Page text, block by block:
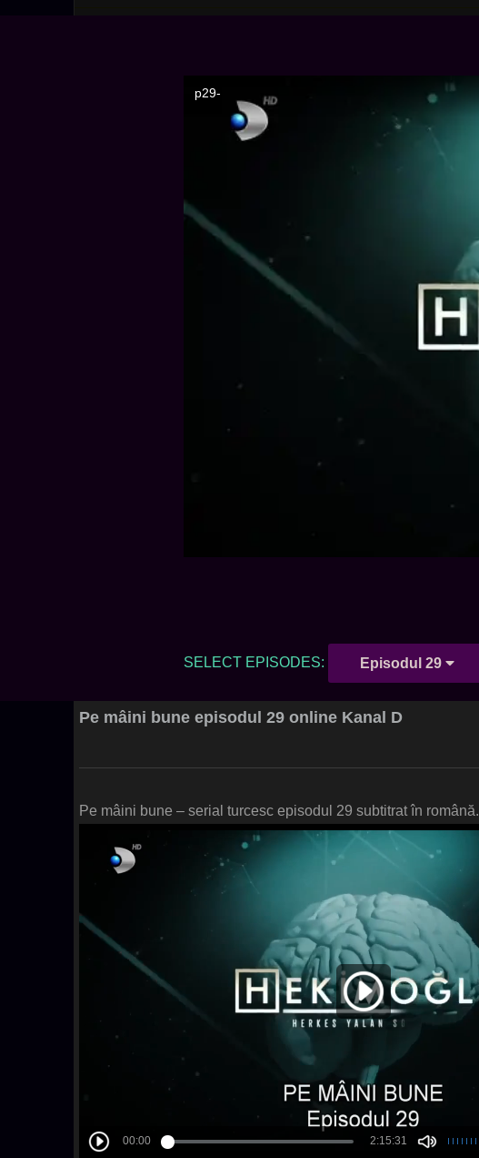
SELECT EPISODES: Episodul 29
Pe mâini bune episodul 29 online Kanal D
Pe mâini bune – serial turcesc episodul 29 subtitrat în română.